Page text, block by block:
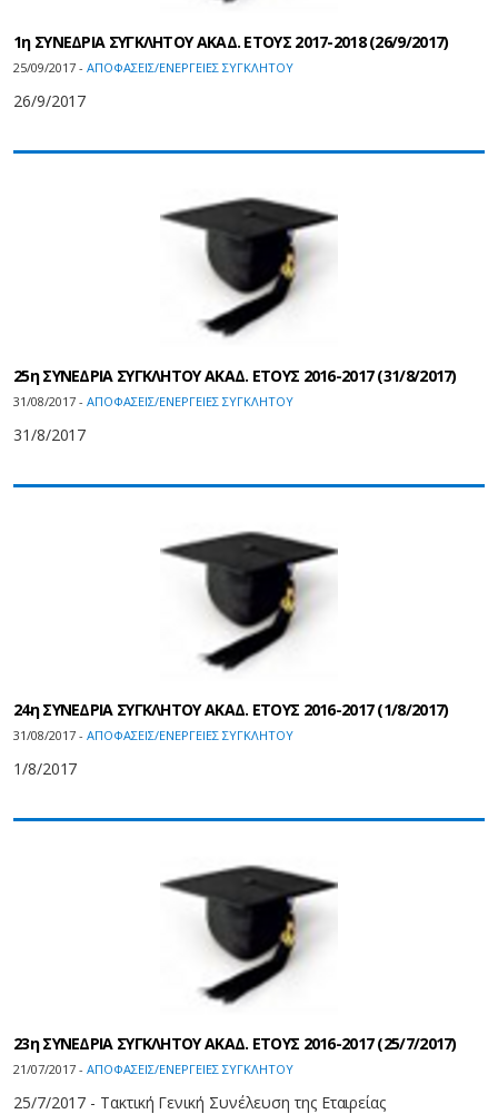
1η ΣΥΝΕΔΡΙΑ ΣΥΓΚΛΗΤΟΥ ΑΚΑΔ. ΕΤΟΥΣ 2017-2018 (26/9/2017)
25/09/2017 - ΑΠΟΦΑΣΕΙΣ/ΕΝΕΡΓΕΙΕΣ ΣΥΓΚΛΗΤΟΥ
26/9/2017
25η ΣΥΝΕΔΡΙΑ ΣΥΓΚΛΗΤΟΥ ΑΚΑΔ. ΕΤΟΥΣ 2016-2017 (31/8/2017)
31/08/2017 - ΑΠΟΦΑΣΕΙΣ/ΕΝΕΡΓΕΙΕΣ ΣΥΓΚΛΗΤΟΥ
31/8/2017
24η ΣΥΝΕΔΡΙΑ ΣΥΓΚΛΗΤΟΥ ΑΚΑΔ. ΕΤΟΥΣ 2016-2017 (1/8/2017)
31/08/2017 - ΑΠΟΦΑΣΕΙΣ/ΕΝΕΡΓΕΙΕΣ ΣΥΓΚΛΗΤΟΥ
1/8/2017
23η ΣΥΝΕΔΡΙΑ ΣΥΓΚΛΗΤΟΥ ΑΚΑΔ. ΕΤΟΥΣ 2016-2017 (25/7/2017)
21/07/2017 - ΑΠΟΦΑΣΕΙΣ/ΕΝΕΡΓΕΙΕΣ ΣΥΓΚΛΗΤΟΥ
25/7/2017 - Τακτική Γενική Συνέλευση της Εταιρείας